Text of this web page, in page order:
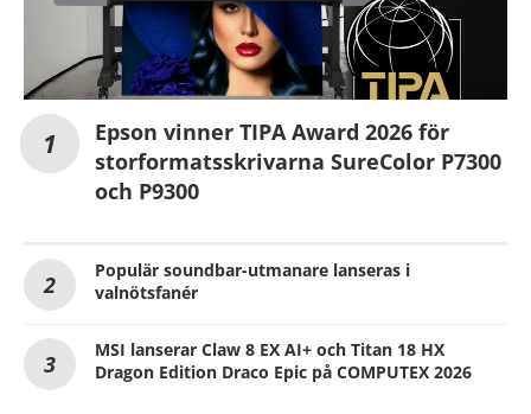
Epson vinner TIPA Award 2026 för
storformatsskrivarna SureColor P7300
och P9300
Populär soundbar-utmanare lanseras i
valnötsfanér
MSI lanserar Claw 8 EX AI+ och Titan 18 HX
Dragon Edition Draco Epic på COMPUTEX 2026